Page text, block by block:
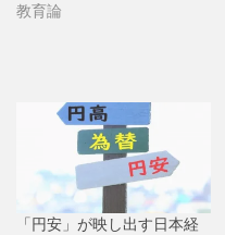
教育論
「円安」が映し出す日本経